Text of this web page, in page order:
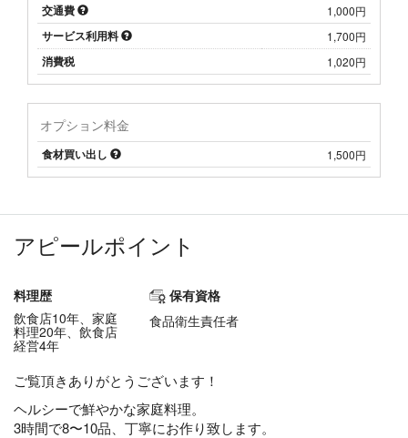
交通費 1,000円
サービス利用料 1,700円
消費税 1,020円
オプション料金
食材買い出し 1,500円
アピールポイント
料理歴
飲食店10年、家庭
料理20年、飲食店
経営4年
保有資格
食品衛生責任者
ご覧頂きありがとうございます！
ヘルシーで鮮やかな家庭料理。
3時間で8〜10品、丁寧にお作り致します。